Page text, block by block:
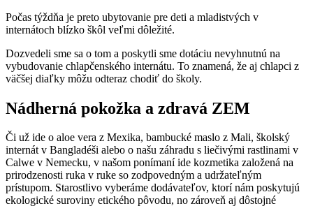
Počas týždňa je preto ubytovanie pre deti a mladistvých v
internátoch blízko škôl veľmi dôležité.
Dozvedeli sme sa o tom a poskytli sme dotáciu nevyhnutnú na
vybudovanie chlapčenského internátu. To znamená, že aj chlapci z
väčšej diaľky môžu odteraz chodiť do školy.
Nádherná pokožka a zdravá ZEM
Či už ide o aloe vera z Mexika, bambucké maslo z Mali, školský
internát v Bangladéši alebo o našu záhradu s liečivými rastlinami v
Calwe v Nemecku, v našom ponímaní ide kozmetika založená na
prirodzenosti ruka v ruke so zodpovedným a udržateľným
prístupom. Starostlivo vyberáme dodávateľov, ktorí nám poskytujú
ekologické suroviny etického pôvodu, no zároveň aj dôstojné